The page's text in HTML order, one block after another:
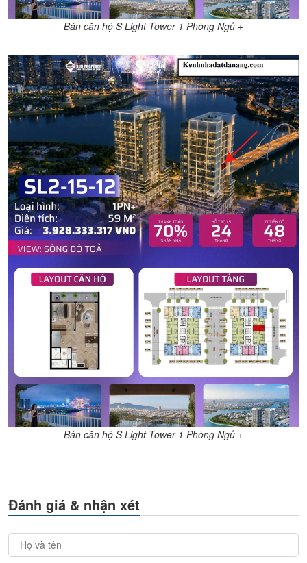
Bán căn hộ S Light Tower 1 Phòng Ngủ +
Bán căn hộ S Light Tower 1 Phòng Ngủ +
Đánh giá & nhận xét